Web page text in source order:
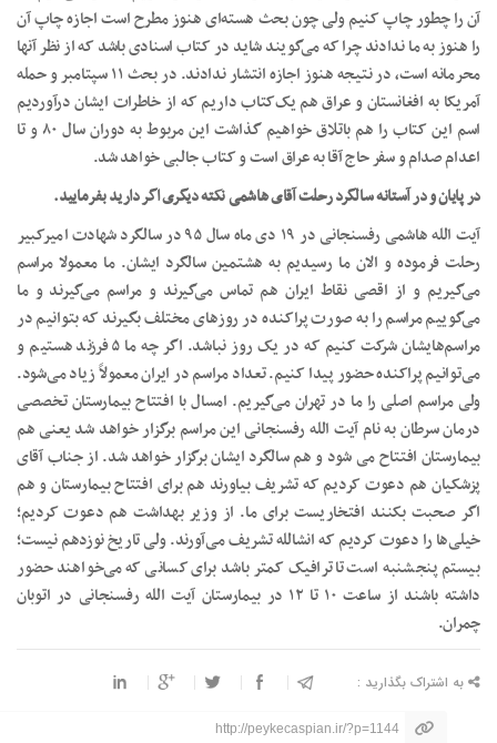
آن را چطور چاپ کنیم ولی چون بحث هسته‌ای هنوز مطرح است اجازه چاپ آن
را هنوز به ما ندادند چرا که می‌گویند شاید در کتاب اسنادی باشد که از نظر آنها
محرمانه است، در نتیجه هنوز اجازه انتشار ندادند. در بحث ۱۱ سپتامبر و حمله
آمریکا به افغانستان و عراق هم یک‌کتاب داریم که از خاطرات ایشان درآوردیم
اسم این کتاب را هم باتلاق خواهیم گذاشت این مربوط به دوران سال ۸۰ و تا
اعدام صدام و سفر حاج آقا به عراق است و کتاب جالبی خواهد شد.
در پایان و در آستانه سالگرد رحلت آقای هاشمی نکته دیگری اگر دارید بفرمایید.
آیت الله هاشمی رفسنجانی در ۱۹ دی ماه سال ۹۵ در سالگرد شهادت امیرکبیر
رحلت فرموده و الان ما رسیدیم به هشتمین سالگرد ایشان. ما معمولا مراسم
می‌گیریم و از اقصی نقاط ایران هم تماس می‌گیرند و مراسم می‌گیرند و ما
می‌گوییم مراسم را به صورت پراکنده در روزهای مختلف بگیرند که بتوانیم در
مراسم‌هایشان شرکت کنیم که در یک روز نباشد. اگر چه ما ۵ فرزند هستیم و
می‌توانیم پراکنده حضور پیدا کنیم. تعداد مراسم‌ در ایران معمولاً زیاد می‌شود.
ولی مراسم اصلی را ما در تهران می‌گیریم. امسال با افتتاح بیمارستان تخصصی
درمان سرطان به نام آیت الله رفسنجانی این مراسم برگزار خواهد شد یعنی هم
بیمارستان افتتاح می شود و هم سالگرد ایشان برگزار خواهد شد. از جناب آقای
پزشکیان هم دعوت کردیم که تشریف بیاورند هم برای افتتاح بیمارستان و هم
اگر صحبت بکنند افتخاریست برای ما. از وزیر بهداشت هم دعوت کردیم؛
خیلی‌ها را دعوت کردیم که انشالله تشریف می‌آورند. ولی تاریخ نوزدهم نیست؛
بیستم پنجشنبه است تا ترافیک کمتر باشد برای کسانی که می‌خواهند حضور
داشته باشند از ساعت ۱۰ تا ۱۲ در بیمارستان آیت الله رفسنجانی در اتوبان
چمران.
به اشتراک بگذارید :
http://peykecaspian.ir/?p=1144